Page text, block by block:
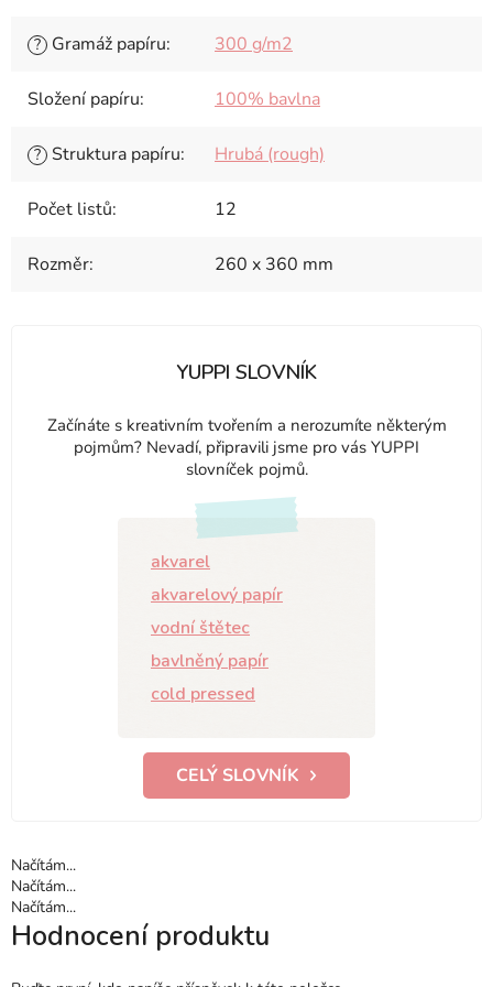
? Gramáž papíru: 300 g/m2
Složení papíru: 100% bavlna
? Struktura papíru: Hrubá (rough)
Počet listů: 12
Rozměr: 260 x 360 mm
YUPPI SLOVNÍK
Začínáte s kreativním tvořením a nerozumíte některým
pojmům? Nevadí, připravili jsme pro vás YUPPI
slovníček pojmů.
akvarel
akvarelový papír
vodní štětec
bavlněný papír
cold pressed
CELÝ SLOVNÍK
Načítám...
Načítám...
Načítám...
Hodnocení produktu